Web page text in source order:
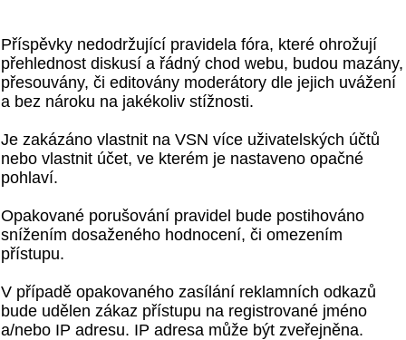
Příspěvky nedodržující pravidela fóra, které ohrožují
přehlednost diskusí a řádný chod webu, budou mazány,
přesouvány, či editovány moderátory dle jejich uvážení
a bez nároku na jakékoliv stížnosti.
Je zakázáno vlastnit na VSN více uživatelských účtů
nebo vlastnit účet, ve kterém je nastaveno opačné
pohlaví.
Opakované porušování pravidel bude postihováno
snížením dosaženého hodnocení, či omezením
přístupu.
V případě opakovaného zasílání reklamních odkazů
bude udělen zákaz přístupu na registrované jméno
a/nebo IP adresu. IP adresa může být zveřejněna.